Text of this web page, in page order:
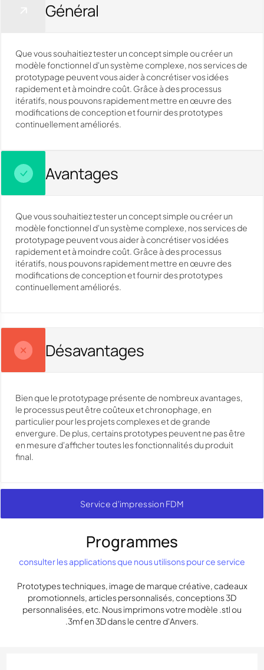
Général
Que vous souhaitiez tester un concept simple ou créer un
modèle fonctionnel d'un système complexe, nos services de
prototypage peuvent vous aider à concrétiser vos idées
rapidement et à moindre coût. Grâce à des processus
itératifs, nous pouvons rapidement mettre en œuvre des
modifications de conception et fournir des prototypes
continuellement améliorés.
Avantages
Que vous souhaitiez tester un concept simple ou créer un
modèle fonctionnel d'un système complexe, nos services de
prototypage peuvent vous aider à concrétiser vos idées
rapidement et à moindre coût. Grâce à des processus
itératifs, nous pouvons rapidement mettre en œuvre des
modifications de conception et fournir des prototypes
continuellement améliorés.
Désavantages
Bien que le prototypage présente de nombreux avantages,
le processus peut être coûteux et chronophage, en
particulier pour les projets complexes et de grande
envergure. De plus, certains prototypes peuvent ne pas être
en mesure d'afficher toutes les fonctionnalités du produit
final.
Service d'impression FDM
Programmes
consulter les applications que nous utilisons pour ce service
Prototypes techniques, image de marque créative, cadeaux
promotionnels, articles personnalisés, conceptions 3D
personnalisées, etc. Nous imprimons votre modèle .stl ou
.3mf en 3D dans le centre d'Anvers.